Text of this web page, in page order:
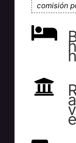
comisión